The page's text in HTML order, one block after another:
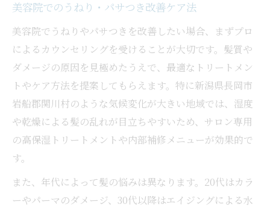
美容院でのうねり・パサつき改善ケア法
美容院でうねりやパサつきを改善したい場合、まずプロ
によるカウンセリングを受けることが大切です。髪質や
ダメージの原因を見極めたうえで、最適なトリートメン
トやケア方法を提案してもらえます。特に新潟県長岡市
岩船郡関川村のような気候変化が大きい地域では、湿度
や乾燥による髪の乱れが目立ちやすいため、サロン専用
の高保湿トリートメントや内部補修メニューが効果的で
す。
また、年代によって髪の悩みは異なります。20代はカラ
ーやパーマのダメージ、30代以降はエイジングによる水